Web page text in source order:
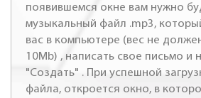
появившемся окне вам нужно
музыкальный файл .mp3,
вас в компьютере (вес не
10Mb) , написать свое письмо и
"Создать" . При успешной
файла, откроется окно, в